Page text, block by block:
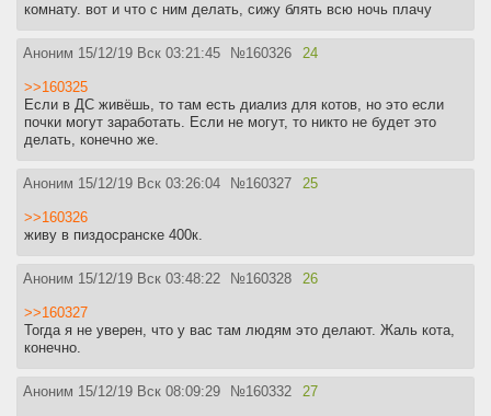
комнату. вот и что с ним делать, сижу блять всю ночь плачу
Аноним 15/12/19 Вск 03:21:45 №160326 24
>>160325
Если в ДС живёшь, то там есть диализ для котов, но это если
почки могут заработать. Если не могут, то никто не будет это
делать, конечно же.
Аноним 15/12/19 Вск 03:26:04 №160327 25
>>160326
живу в пиздосранске 400к.
Аноним 15/12/19 Вск 03:48:22 №160328 26
>>160327
Тогда я не уверен, что у вас там людям это делают. Жаль кота,
конечно.
Аноним 15/12/19 Вск 08:09:29 №160332 27